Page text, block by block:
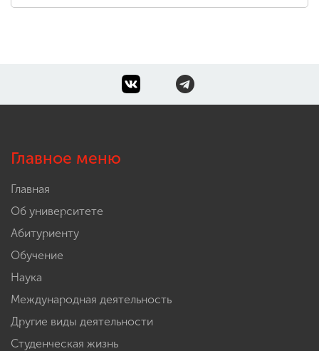
Главное меню
Главная
Об университете
Абитуриенту
Обучение
Наука
Международная деятельность
Другие виды деятельности
Студенческая жизнь